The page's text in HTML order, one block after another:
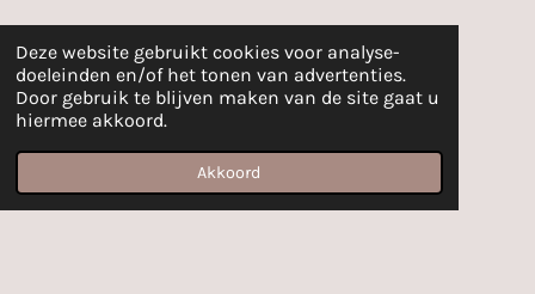
Deze website gebruikt cookies voor analyse-
doeleinden en/of het tonen van advertenties.
Door gebruik te blijven maken van de site gaat u
hiermee akkoord.
Akkoord